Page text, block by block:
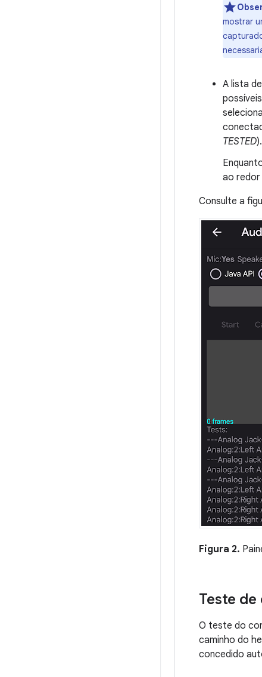
mostrar
A lista
TESTED).
ao
Consulte a
Figura 2.
Teste
O teste do
caminho do
concedido